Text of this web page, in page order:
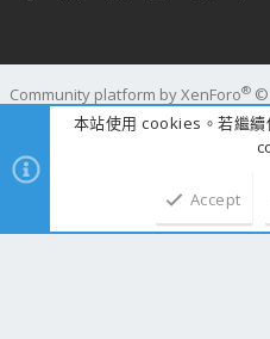
Community platform by XenForo® ©
add-ons by ThemeHouse
本站使用 cookies。若繼
Accept